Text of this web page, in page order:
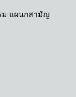
ม แผนกสามัญ